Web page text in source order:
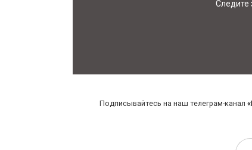
Следите
Подписывайтесь на наш телеграм-канал